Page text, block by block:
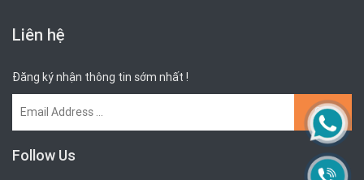
Liên hệ
Đăng ký nhận thông tin sớm nhất !
Follow Us